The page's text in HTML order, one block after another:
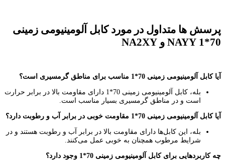
پرسش ها متداول در مورد کابل آلومینیومی زمینی
70*1
NAYY و NA2XY
آیا کابل آلومینیومی زمینی 70*1 مناسب برای مناطق گرمسیری است؟
بله، کابل آلومینیومی زمینی 70*1 دارای مقاومت بالا در برابر حرارت
است و در مناطق گرمسیری بسیار مناسب است.
آیا کابل آلومینیومی زمینی 70*1 مقاومت خوبی در برابر آب و رطوبت دارد؟
بله، این کابل‌ها دارای مقاومت بالا در برابر آب و رطوبت هستند و در
شرایط مرطوب همچنان به خوبی عمل می‌کنند.
چه کاربردهایی برای کابل آلومینیومی زمینی 70*1 وجود دارد؟